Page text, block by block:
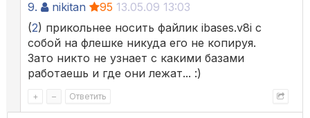
9. nikitan 95 13.05.09 13:03
(2) прикольнее носить файлик ibases.v8i с
собой на флешке никуда его не копируя.
Зато никто не узнает с какими базами
работаешь и где они лежат... :)
+ – Ответить